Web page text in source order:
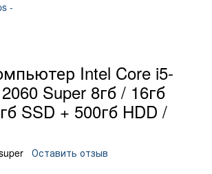
Intel Core i5-
Super 8гб / 16гб
SSD + 500гб HDD /
Оставить отзыв